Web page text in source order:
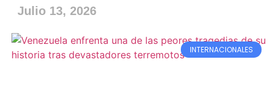
Julio 13, 2026
INTERNACIONALES